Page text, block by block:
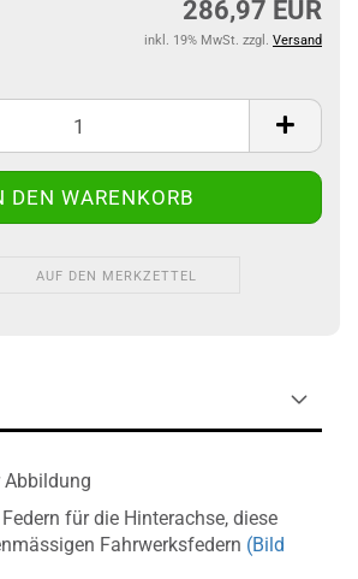
286,97 EUR
inkl. 19% MwSt. zzgl. Versand
AUF DEN MERKZETTEL
Abbildung
für die Hinterachse, diese
Fahrwerksfedern (Bild